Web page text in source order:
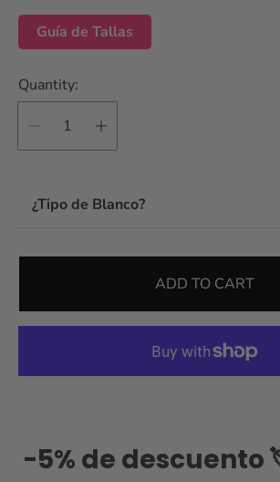
Guía de Tallas
Quantity:
¿Tipo de Blanco?
ADD TO CART
-5% de descuento